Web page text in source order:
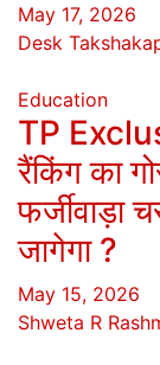
May 17, 2026
Desk
Education
TP
रैंकिंग का
फर्जीवाड़ा
जागेगा ?
May 15, 2026
Shweta R